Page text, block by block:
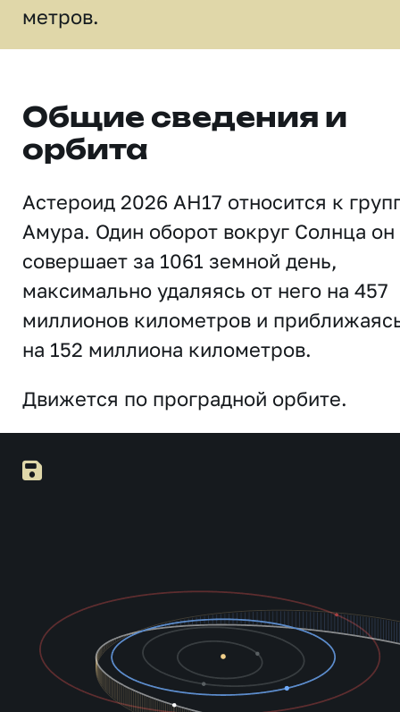
метров.
Общие сведения и
орбита
Астероид 2026 AH17 относится к
Амура. Один оборот вокруг Солнца он
совершает за 1061 земной день,
максимально удаляясь от него на 457
миллионов километров и
на 152 миллиона километров.
Движется по проградной орбите.